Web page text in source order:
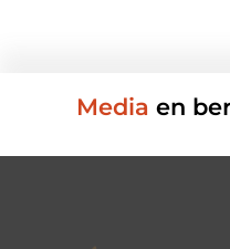
Media en